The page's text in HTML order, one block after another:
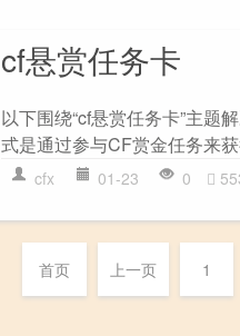
cf悬赏任务卡
以下围绕“cf悬赏任务卡”主题
式是通过参与CF赏金任务来
cfx 01-23 0
首页 上一页 1